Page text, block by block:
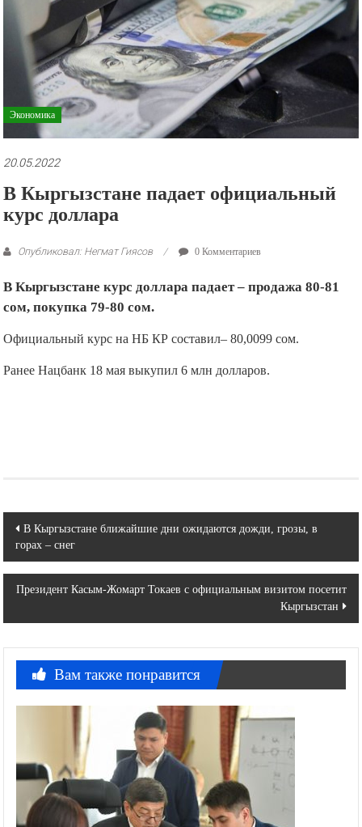
рекламные
ролики
презентации.
Экономика
20.05.2022
В Кыргызстане падает официальный
курс доллара
Опубликовал: Негмат Гиясов 0 Комментариев
В Кыргызстане курс доллара падает – продажа 80-81
сом, покупка 79-80 сом.
Официальный курс на НБ КР составил– 80,0099 сом.
Ранее Нацбанк 18 мая выкупил 6 млн долларов.
Навигация
по
записям
В Кыргызстане ближайшие дни ожидаются дожди, грозы, в
горах – снег
Президент Касым-Жомарт Токаев с официальным визитом посетит
Кыргызстан
Вам также понравится